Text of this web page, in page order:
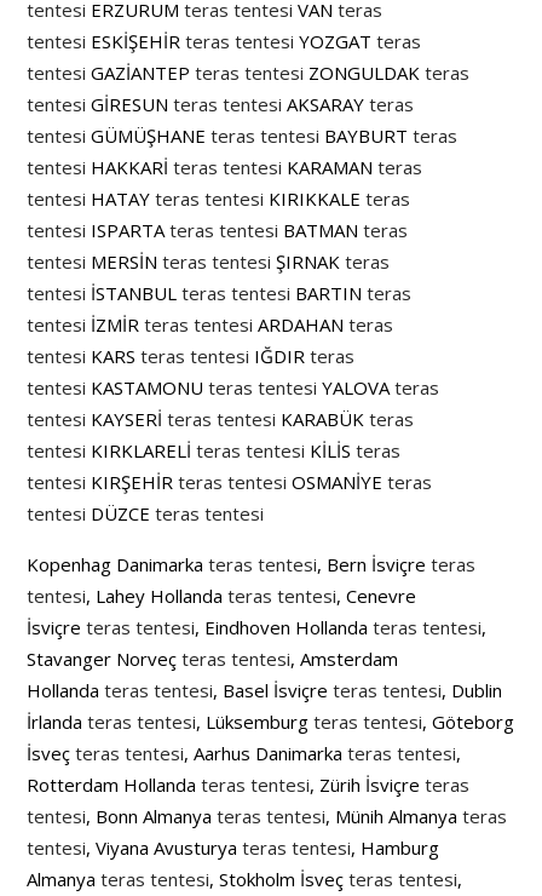
tentesi ERZURUMteras tentesi VANteras
tentesi ESKİŞEHİRteras tentesi YOZGATteras
tentesi GAZİANTEPteras tentesi ZONGULDAKteras
tentesi GİRESUNteras tentesi AKSARAYteras
tentesi GÜMÜŞHANEteras tentesi BAYBURTteras
tentesi HAKKARİteras tentesi KARAMANteras
tentesi HATAYteras tentesi KIRIKKALEteras
tentesi ISPARTAteras tentesi BATMANteras
tentesi MERSİNteras tentesi ŞIRNAKteras
tentesi İSTANBULteras tentesi BARTINteras
tentesi İZMİRteras tentesi ARDAHANteras
tentesi KARSteras tentesi IĞDIRteras
tentesi KASTAMONUteras tentesi YALOVAteras
tentesi KAYSERİteras tentesi KARABÜKteras
tentesi KIRKLARELİteras tentesi KİLİSteras
tentesi KIRŞEHİRteras tentesi OSMANİYEteras
tentesi DÜZCEteras tentesi
Kopenhag Danimarkateras tentesi, Bern İsviçreteras
tentesi, Lahey Hollandateras tentesi, Cenevre
İsviçreteras tentesi, Eindhoven Hollandateras tentesi,
Stavanger Norveçteras tentesi, Amsterdam
Hollandateras tentesi, Basel İsviçreteras tentesi, Dublin
İrlandateras tentesi, Lüksemburgteras tentesi, Göteborg
İsveçteras tentesi, Aarhus Danimarkateras tentesi,
Rotterdam Hollandateras tentesi, Zürih İsviçreteras
tentesi, Bonn Almanyateras tentesi, Münih Almanyateras
tentesi, Viyana Avusturyateras tentesi, Hamburg
Almanyateras tentesi, Stokholm İsveçteras tentesi,